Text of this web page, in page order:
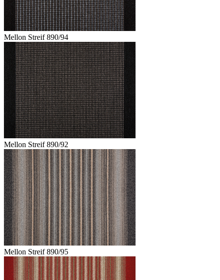
Mellon Streif 890/94
Mellon Streif 890/92
Mellon Streif 890/95